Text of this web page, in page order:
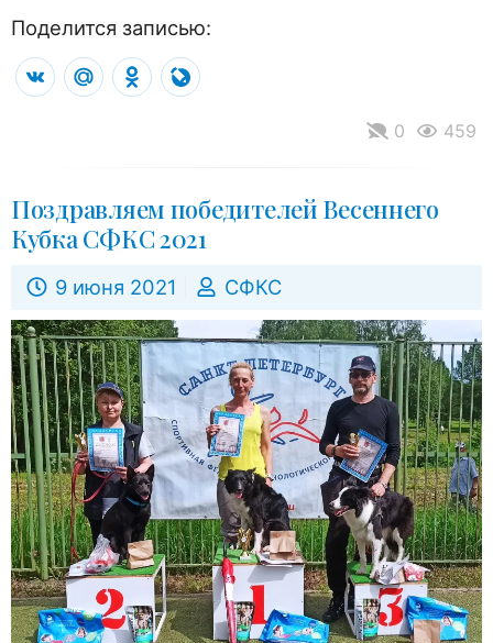
Поделится записью:
VK Mail.RuOdnoklassniki
0 459
Поздравляем победителей Весеннего
Кубка СФКС 2021
9 июня 2021 СФКС